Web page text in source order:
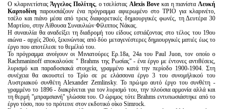
Ο κλαρινετίσταςΆγγελος Πολίτης, ο τσελίστας Alexis Bove και η πιανίσταΛευκή
Καρποδίνη παρουσιάζουν ένα πρόγραμμα αφιερωμένο στο ΤΡΙΟ για κλαρινέτο,
τσέλο και πιάνο μέσα από τρεις διαφορετικές δημιουργικές φωνές, τη Δευτέρα 30
Μαρτίου, στην Αίθουσα Συναυλιών Φίλιππος Νάκας.
Η συναυλία θα αναδείξει τη διαδρομή του είδους εστιάζοντας στο τέλος του 19ου
αιώνα - αρχές 20ού, ξεκινώντας από δύο μεταγενέστερες δημιουργικές ματιές έως το
έργο που αποτέλεσε το θεμέλιό του.
Το πρόγραμμα ανοίγουν οι Μινιατούρες Ερ.18a, 24a του Paul Juon, τον οποίο ο
Rachmaninoff αποκαλούσε " Brahms της Ρωσίας" - ένα έργο με έντονες αντιθέσεις,
λυρισμό και παραδοσιακά στοιχεία, γραμμένο κατά την περίοδο 1900-1904. Στη
συνέχεια θα ακουστεί το Τρίο σε ρε ελάσσονα έργο 3 του συνομήλικού του
Αυστριακού συνθέτη Alexander Zemlinsky. Το πρώιμο αυτό έργο του συνθέτη -
γραμμένο το 1896 - διακρίνεται για τον λυρισμό του, την πλούσια αρμονία αλλά και
τη θερμή "μπραμσιανή" γλώσσα του. Ο ώριμος τότε Brahms εντυπωσιάστηκε από το
έργο τόσο, που το πρότεινε στον εκδοτικό οίκο Simrock.